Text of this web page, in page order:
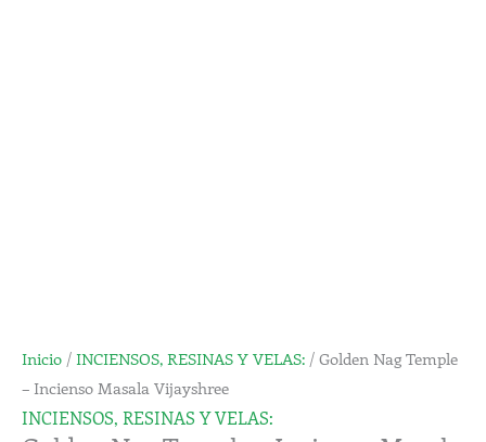
Inicio / INCIENSOS, RESINAS Y VELAS: / Golden Nag Temple
– Incienso Masala Vijayshree
INCIENSOS, RESINAS Y VELAS: